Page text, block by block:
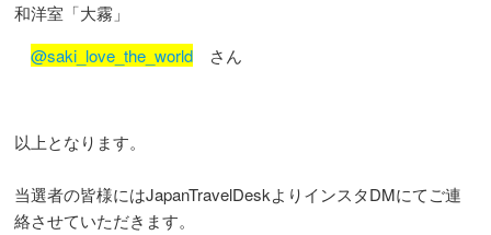
和洋室「大霧」
@saki_love_the_world さん
以上となります。
当選者の皆様にはJapanTravelDeskよりインスタDMにてご連
絡させていただきます。